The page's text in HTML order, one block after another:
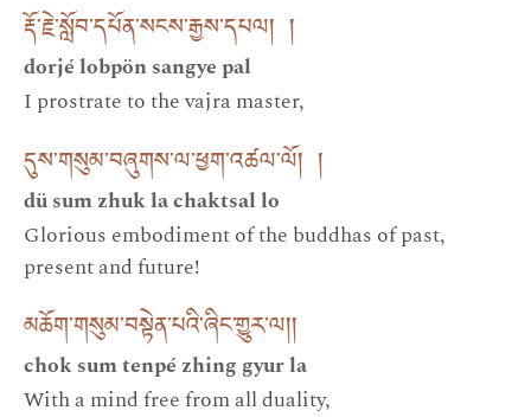
རྡོ་རྗེ་སློབ་དཔོན་སངས་རྒྱས་དཔལ། །
dorjé lobpön sangye pal
I prostrate to the vajra master,
དུས་གསུམ་བཞུགས་ལ་ཕྱག་འཚལ་ལོ། །
dü sum zhuk la chaktsal lo
Glorious embodiment of the buddhas of past,
present and future!
མཆོག་གསུམ་བསྟེན་པའི་ཞིང་གྱུར་ལ། །
chok sum tenpé zhing gyur la
With a mind free from all duality,